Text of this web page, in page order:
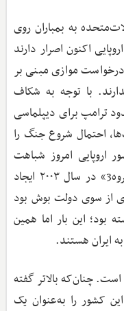
به بمباران روی
اکنون اصرار دارند
درخواست موازی مبنی بر
با توجه به شکاف
ترامپ برای دیپلماسی
احتمال شروع جنگ را
اروپایی امروز شباهت
کمی به دو دهه پیش دارند. وقتی «گروه3» در سال ۲۰۰۳ ایجاد
از سوی دولت بوش بود
بود؛ این بار اما همین
ایران هستند.
است. چنان‌که بالاتر گفته
کشور را به‌عنوان یک